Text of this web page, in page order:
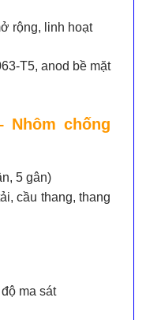
rộng, linh hoạt
T5, anod bề mặt
Nhôm chống
5 gân)
cầu thang, thang
ma sát